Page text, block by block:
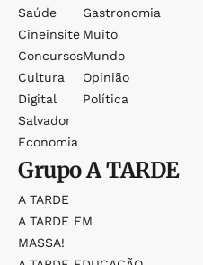
Saúde
Cineinsite
Concursos
Cultura
Digital
Salvador
Economia
Gastronomia
Muito
Mundo
Opinião
Política
GrupoA TARDE
A TARDE
A TARDE FM
MASSA!